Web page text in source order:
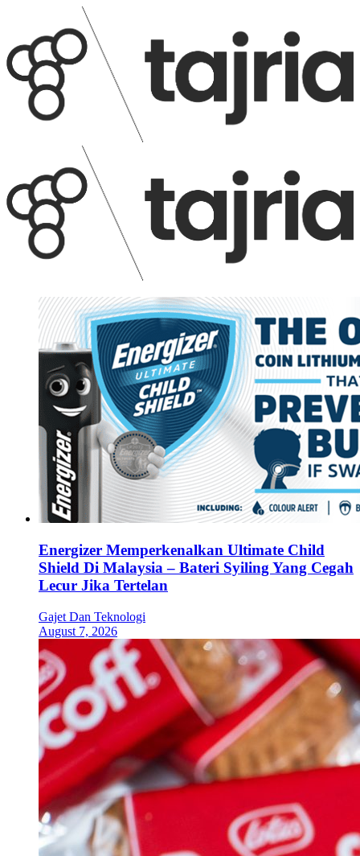
Energizer Memperkenalkan Ultimate Child
Shield Di Malaysia – Bateri Syiling Yang Cegah
Lecur Jika Tertelan
Gajet Dan Teknologi
August 7, 2026